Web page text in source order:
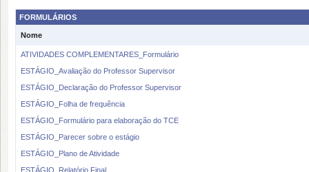
FORMULÁRIOS
Nome
ATIVIDADES COMPLEMENTARES_Formulário
ESTÁGIO_Avaliação do Professor Supervisor
ESTÁGIO_Declaração do Professor Supervisor
ESTÁGIO_Folha de frequência
ESTÁGIO_Formulário para elaboração do TCE
ESTÁGIO_Parecer sobre o estágio
ESTÁGIO_Plano de Atividade
ESTÁGIO_Relatório Final